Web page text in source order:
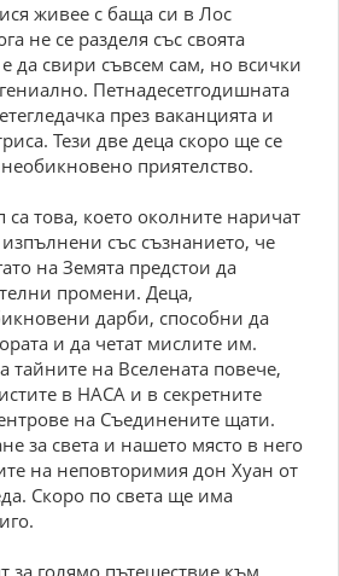
живее с баща си в Лос
не се разделя със своята
да свири съвсем сам, но всички
Петнадесетгодишната
през ваканцията и
Тези две деца скоро ще се
приятелство.
това, което околните наричат
със съзнанието, че
на Земята предстои да
промени. Деца,
дарби, способни да
и да четат мислите им.
тайните на Вселената повече,
в НАСА и в секретните
на Съединените щати.
за света и нашето място в него
на неповторимия дон Хуан от
Скоро по света ще има
за голямо пътешествие към